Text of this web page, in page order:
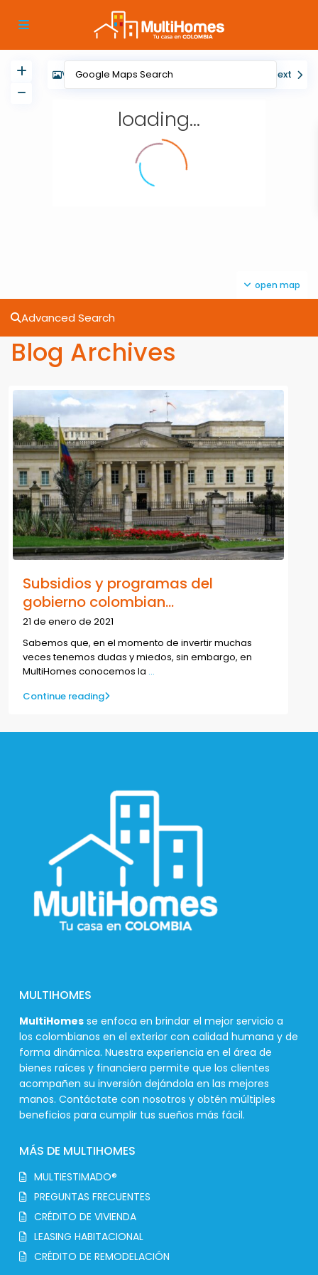
loading...
open map
View My Location Next
Advanced Search
Blog Archives
Subsidios y programas del
gobierno colombian...
21 de enero de 2021
Sabemos que, en el momento de invertir muchas
veces tenemos dudas y miedos, sin embargo, en
MultiHomes conocemos la ...
Continue reading
MULTIHOMES
MultiHomes se enfoca en brindar el mejor servicio a
los colombianos en el exterior con calidad humana y de
forma dinámica. Nuestra experiencia en el área de
bienes raíces y financiera permite que los clientes
acompañen su inversión dejándola en las mejores
manos. Contáctate con nosotros y obtén múltiples
beneficios para cumplir tus sueños más fácil.
MÁS DE MULTIHOMES
MULTIESTIMADO®
PREGUNTAS FRECUENTES
CRÉDITO DE VIVIENDA
LEASING HABITACIONAL
CRÉDITO DE REMODELACIÓN